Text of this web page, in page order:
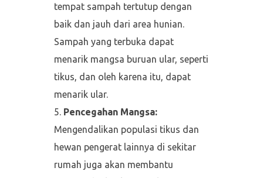
tempat sampah tertutup dengan
baik dan jauh dari area hunian.
Sampah yang terbuka dapat
menarik mangsa buruan ular, seperti
tikus, dan oleh karena itu, dapat
menarik ular.
Pencegahan Mangsa:
Mengendalikan populasi tikus dan
hewan pengerat lainnya di sekitar
rumah juga akan membantu